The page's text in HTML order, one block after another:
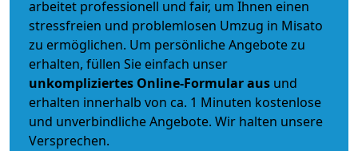
arbeitet professionell und fair, um Ihnen einen
stressfreien und problemlosen Umzug in Misato
zu ermöglichen. Um persönliche Angebote zu
erhalten, füllen Sie einfach unser
unkompliziertes Online-Formular aus und
erhalten innerhalb von ca. 1 Minuten kostenlose
und unverbindliche Angebote. Wir halten unsere
Versprechen.